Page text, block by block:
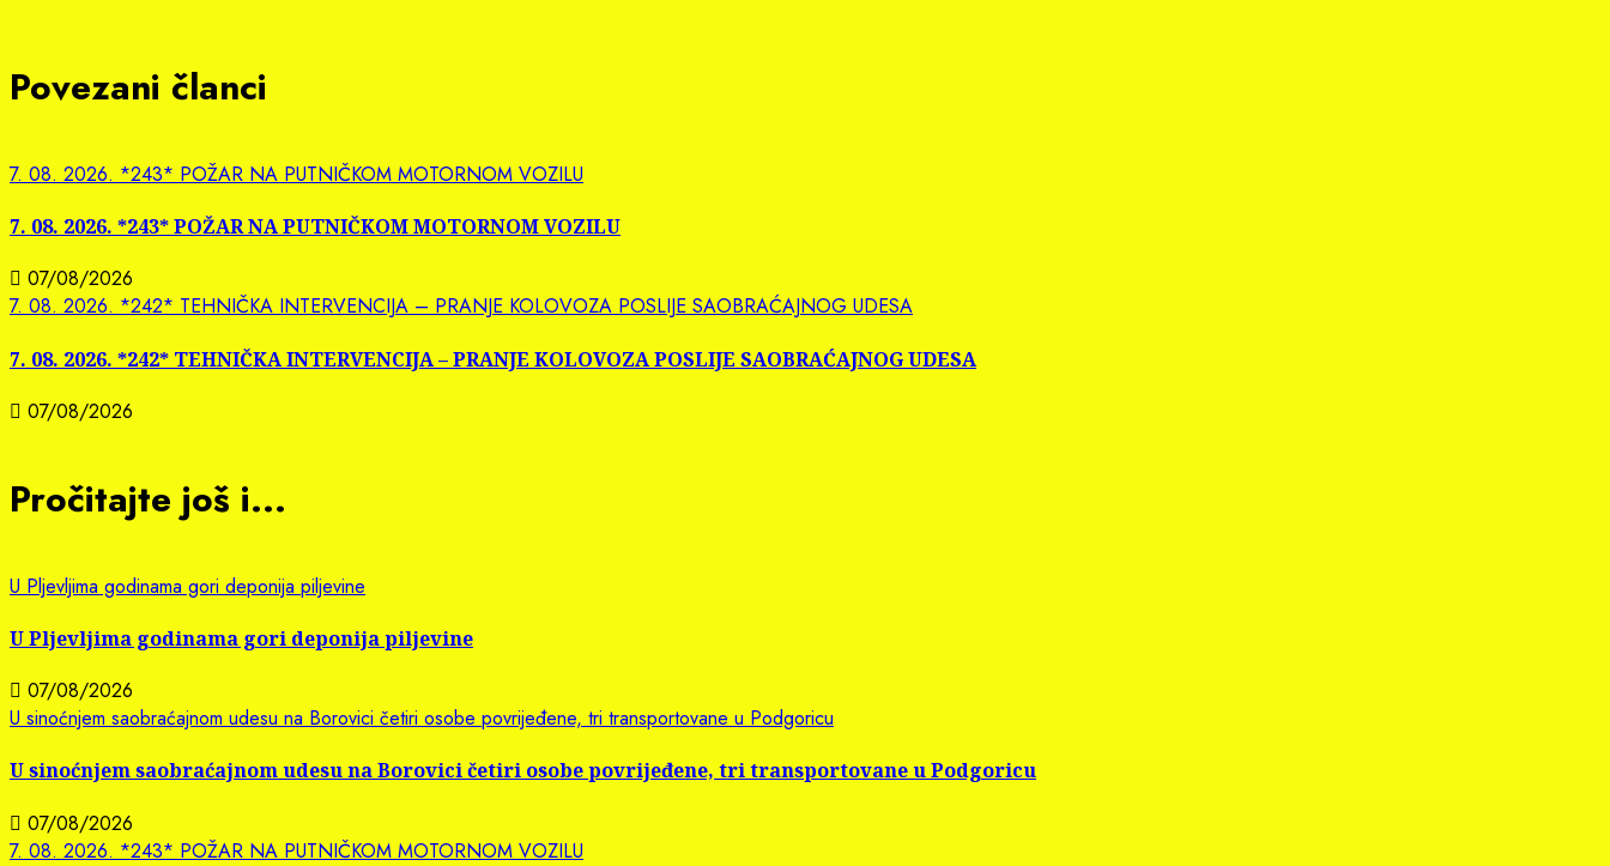
Povezani članci
7. 08. 2026. *243* POŽAR NA PUTNIČKOM MOTORNOM VOZILU
7. 08. 2026. *243* POŽAR NA PUTNIČKOM MOTORNOM VOZILU
07/08/2026
7. 08. 2026. *242* TEHNIČKA INTERVENCIJA – PRANJE KOLOVOZA POSLIJE SAOBRAĆAJNOG UDESA
7. 08. 2026. *242* TEHNIČKA INTERVENCIJA – PRANJE KOLOVOZA POSLIJE SAOBRAĆAJNOG UDESA
07/08/2026
Pročitajte još i...
U Pljevljima godinama gori deponija piljevine
U Pljevljima godinama gori deponija piljevine
07/08/2026
U sinoćnjem saobraćajnom udesu na Borovici četiri osobe povrijeđene, tri transportovane u Podgoricu
U sinoćnjem saobraćajnom udesu na Borovici četiri osobe povrijeđene, tri transportovane u Podgoricu
07/08/2026
7. 08. 2026. *243* POŽAR NA PUTNIČKOM MOTORNOM VOZILU